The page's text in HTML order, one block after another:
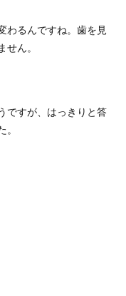
わるんですね。歯を見
ん。
ですが、はっきりと答